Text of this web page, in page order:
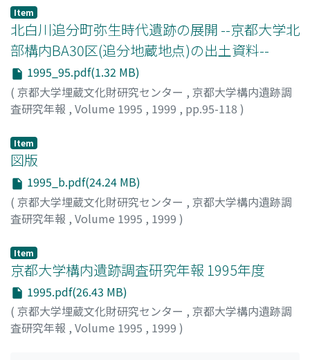
Item
北白川追分町弥生時代遺跡の展開 --京都大学北
部構内BA30区(追分地蔵地点)の出土資料--
1995_95.pdf(1.32 MB)
( 京都大学埋蔵文化財研究センター , 京都大学構内遺跡調
査研究年報 , Volume 1995 , 1999 , pp.95-118 )
Item
図版
1995_b.pdf(24.24 MB)
( 京都大学埋蔵文化財研究センター , 京都大学構内遺跡調
査研究年報 , Volume 1995 , 1999 )
Item
京都大学構内遺跡調査研究年報 1995年度
1995.pdf(26.43 MB)
( 京都大学埋蔵文化財研究センター , 京都大学構内遺跡調
査研究年報 , Volume 1995 , 1999 )